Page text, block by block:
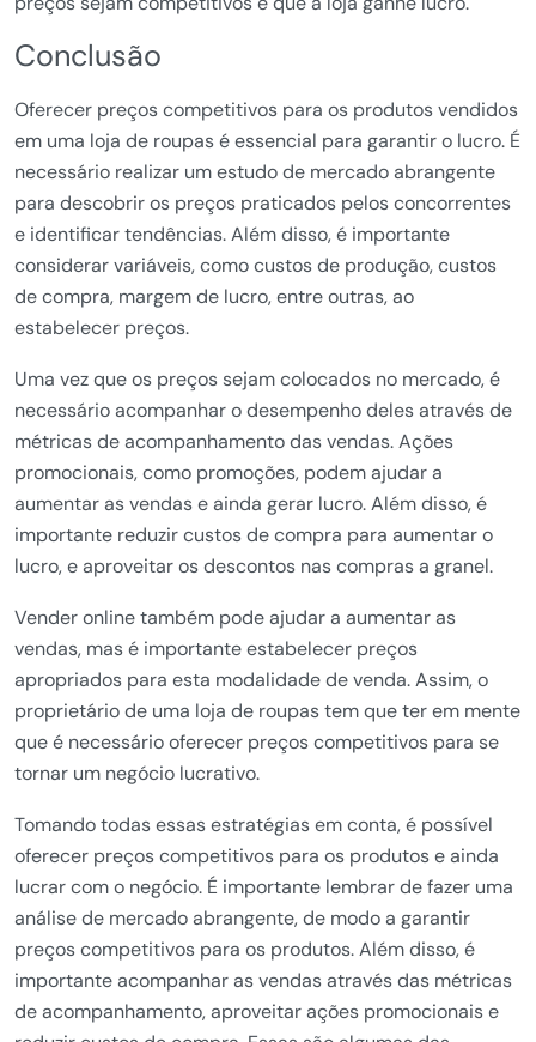
Conclusão
Oferecer preços competitivos para os produtos vendidos
em uma loja de roupas é essencial para garantir o lucro. É
necessário realizar um estudo de mercado abrangente
para descobrir os preços praticados pelos concorrentes
e identificar tendências. Além disso, é importante
considerar variáveis, como custos de produção, custos
de compra, margem de lucro, entre outras, ao
estabelecer preços.
Uma vez que os preços sejam colocados no mercado, é
necessário acompanhar o desempenho deles através de
métricas de acompanhamento das vendas. Ações
promocionais, como promoções, podem ajudar a
aumentar as vendas e ainda gerar lucro. Além disso, é
importante reduzir custos de compra para aumentar o
lucro, e aproveitar os descontos nas compras a granel.
Vender online também pode ajudar a aumentar as
vendas, mas é importante estabelecer preços
apropriados para esta modalidade de venda. Assim, o
proprietário de uma loja de roupas tem que ter em mente
que é necessário oferecer preços competitivos para se
tornar um negócio lucrativo.
Tomando todas essas estratégias em conta, é possível
oferecer preços competitivos para os produtos e ainda
lucrar com o negócio. É importante lembrar de fazer uma
análise de mercado abrangente, de modo a garantir
preços competitivos para os produtos. Além disso, é
importante acompanhar as vendas através das métricas
de acompanhamento, aproveitar ações promocionais e